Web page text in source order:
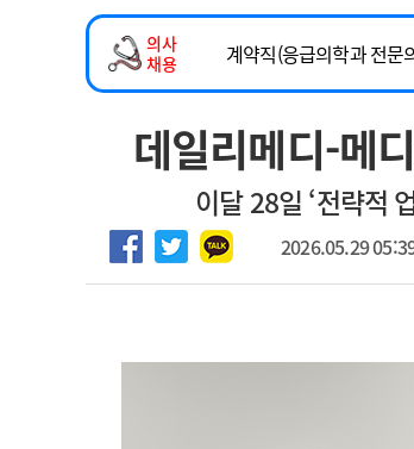
인포메이션 행정처분
고객센터 회사소개
의사
채용
계약직(응급의학과 전문
하반기 전공의(레지던트
2026년 하반기 인턴 모집
마취통증의학과 임기제
데일리메디-메
이달 28일 ‘전략적
2026.05.29